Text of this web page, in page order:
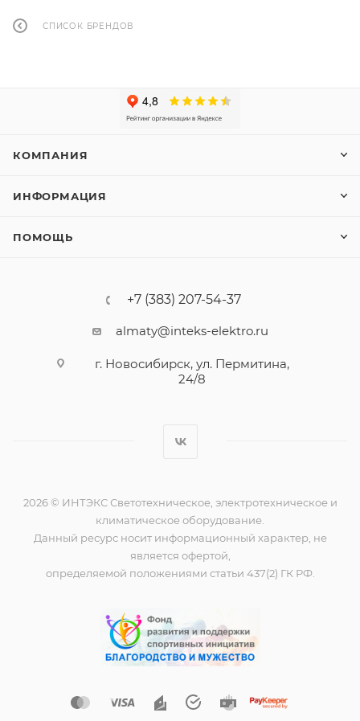
СПИСОК БРЕНДОВ
КОМПАНИЯ
ИНФОРМАЦИЯ
ПОМОЩЬ
+7 (383) 207-54-37
almaty@inteks-elektro.ru
г. Новосибирск, ул. Пермитина,
24/8
2026 © ИНТЭКС Светотехническое, электротехническое и
климатическое оборудование.
Данный ресурс носит информационный характер, не
является офертой,
определяемой положениями статьи 437(2) ГК РФ.